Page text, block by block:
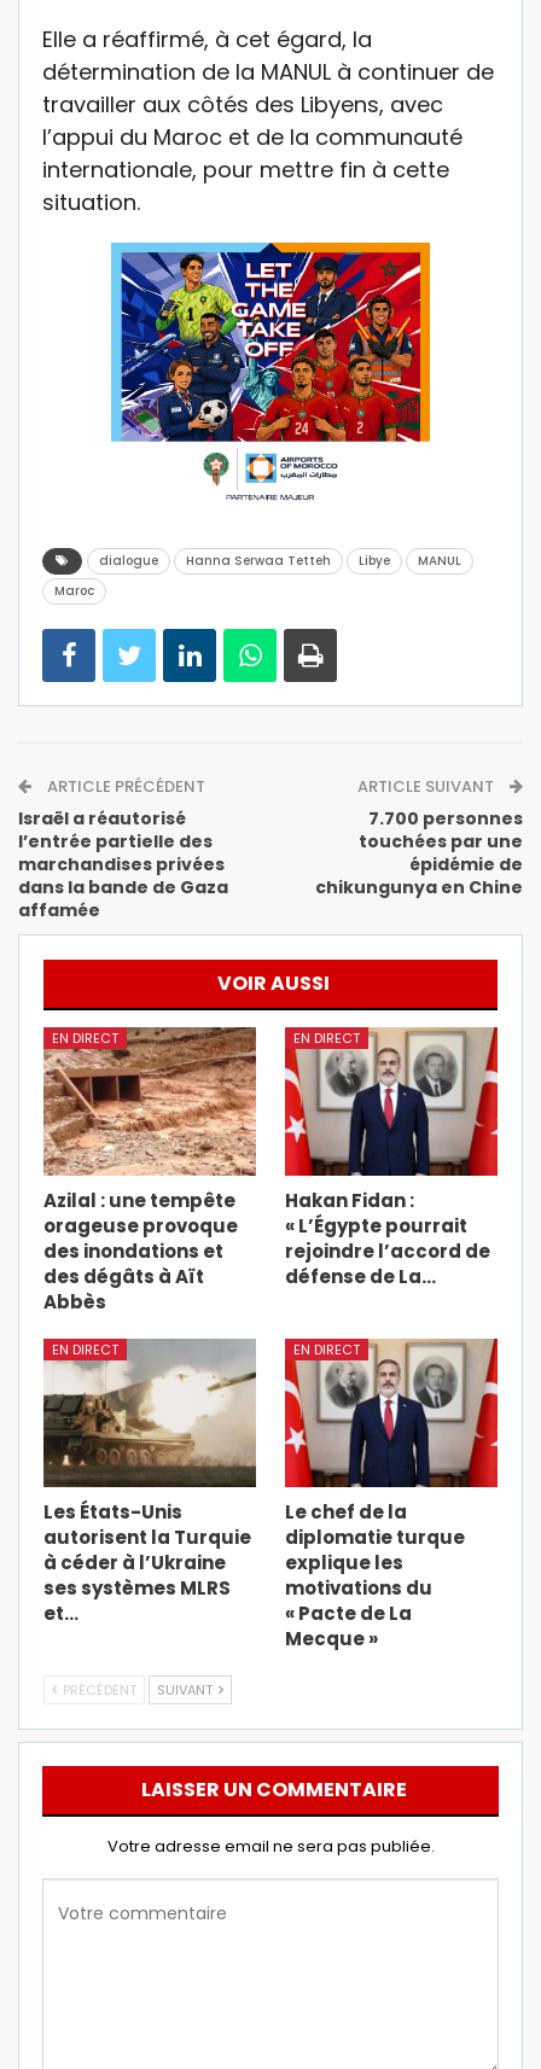
Elle a réaffirmé, à cet égard, la
détermination de la MANUL à continuer de
travailler aux côtés des Libyens, avec
l’appui du Maroc et de la communauté
internationale, pour mettre fin à cette
situation.
dialogue Hanna Serwaa Tetteh Libye
MANUL
Maroc
ARTICLE PRÉCÉDENT
Israël a réautorisé
l’entrée partielle des
marchandises privées
dans la bande de Gaza
affamée
ARTICLE SUIVANT
7.700 personnes
touchées par une
épidémie de
chikungunya en Chine
VOIR AUSSI
EN DIRECT
Azilal : une tempête
orageuse provoque
des inondations et
des dégâts à Aït
Abbès
EN DIRECT
Hakan Fidan :
« L’Égypte pourrait
rejoindre l’accord de
défense de La…
EN DIRECT
Les États-Unis
autorisent la Turquie
à céder à l’Ukraine
ses systèmes MLRS
et…
EN DIRECT
Le chef de la
diplomatie turque
explique les
motivations du
« Pacte de La
Mecque »
PRÉCÉDENT SUIVANT
LAISSER UN COMMENTAIRE
Votre adresse email ne sera pas publiée.